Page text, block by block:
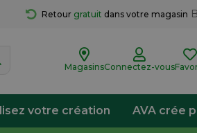
Retour gratuit dans votre magasin
MagasinsConnectez-vous
votre création AVA crée